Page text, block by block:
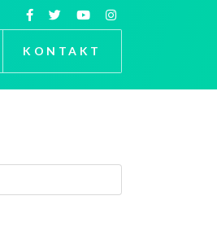
KONTAKT